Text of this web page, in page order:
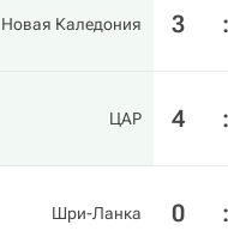
Новая Каледония 3 :
ЦАР 4 :
Шри-Ланка 0 :